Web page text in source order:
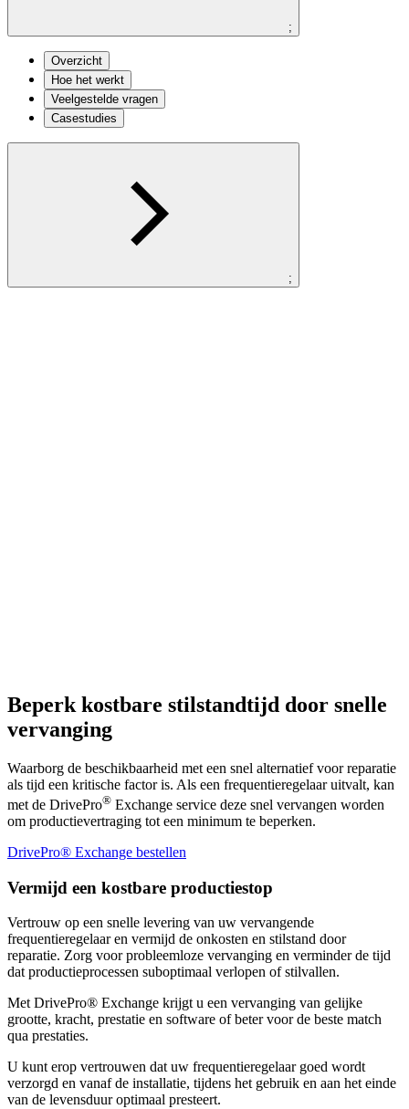
;
Overzicht
Hoe het werkt
Veelgestelde vragen
Casestudies
;
Beperk kostbare stilstandtijd door snelle
vervanging
Waarborg de beschikbaarheid met een snel alternatief voor reparatie
als tijd een kritische factor is. Als een frequentieregelaar uitvalt, kan
met de DrivePro® Exchange service deze snel vervangen worden
om productievertraging tot een minimum te beperken.
DrivePro® Exchange bestellen
Vermijd een kostbare productiestop
Vertrouw op een snelle levering van uw vervangende
frequentieregelaar en vermijd de onkosten en stilstand door
reparatie. Zorg voor probleemloze vervanging en verminder de tijd
dat productieprocessen suboptimaal verlopen of stilvallen.
Met DrivePro® Exchange krijgt u een vervanging van gelijke
grootte, kracht, prestatie en software of beter voor de beste match
qua prestaties.
U kunt erop vertrouwen dat uw frequentieregelaar goed wordt
verzorgd en vanaf de installatie, tijdens het gebruik en aan het einde
van de levensduur optimaal presteert.